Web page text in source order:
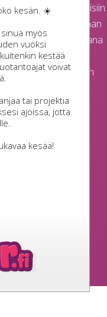
kesän. ☀️
myös
vuoksi
kestää
voivat
tai projektia
ajoissa, jotta
kesää!
tai esillepanotelineisiin.
ilmeen, ja ne voidaan
Saatavana
arkkeina tai rullalla.
Ilmainen